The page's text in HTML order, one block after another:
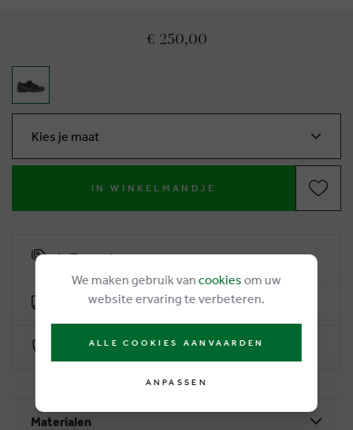
€ 250,00
Kies je maat
IN WINKELMANDJE
6% Treuerabatt
Kostenlose Lieferung ab €50
Sichere Zahlung durch Worldline
Materialen
We maken gebruik van cookies om uw
website ervaring te verbeteren.
ALLE COOKIES AANVAARDEN
ANPASSEN